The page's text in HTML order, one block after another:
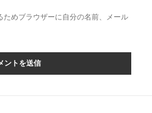
ためブラウザーに自分の名前、メール